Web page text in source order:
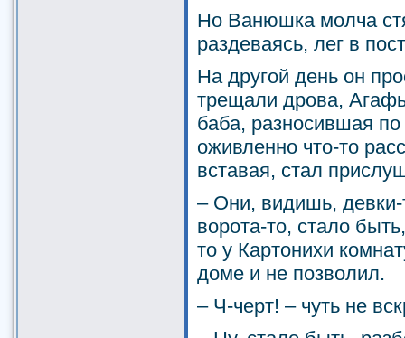
Но Ванюшка молча
раздеваясь, лег в
На другой день он
трещали дрова,
баба, разносившая по
оживленно что-то
вставая, стал
– Они, видишь, девки-
ворота-то, стало
то у Картонихи
доме и не позволил.
– Ч-черт! – чуть не